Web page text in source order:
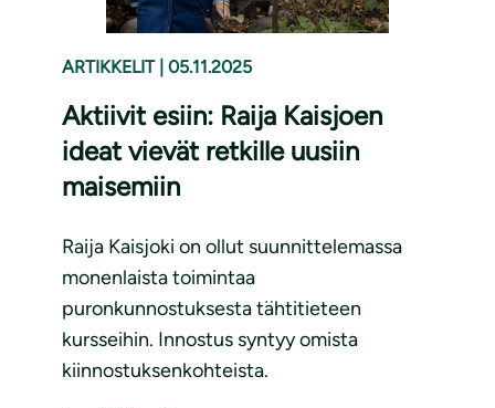
ARTIKKELIT 05.11.2025
Aktiivit esiin: Raija Kaisjoen
ideat vievät retkille uusiin
maisemiin
Raija Kaisjoki on ollut suunnittelemassa
monenlaista toimintaa
puronkunnostuksesta tähtitieteen
kursseihin. Innostus syntyy omista
kiinnostuksenkohteista.